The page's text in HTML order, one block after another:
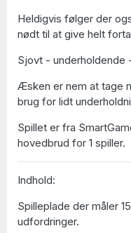
Heldigvis følger der
nødt til at give helt
Sjovt -
Æsken er nem at tage
brug for lidt
Spillet er fra
hovedbrud for 1 spiller.
Indhold:
Spilleplade der måler
udfordringer.